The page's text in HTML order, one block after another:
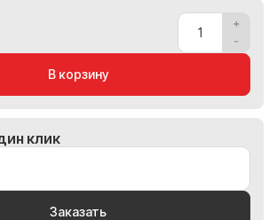
В корзину
клик
Заказать